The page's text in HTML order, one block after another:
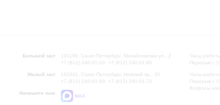
Большой зал:
191186, Санкт-Петербург, Михайловская ул., 2
+7 (812) 240-01-00, +7 (812) 240-01-80
Малый зал:
191011, Санкт-Петербург, Невский пр., 30
+7 (812) 240-01-00, +7 (812) 240-01-70
Напишите нам:
MAX
Часы
Перерыв с
Часы
Перерыв с
Вопросы